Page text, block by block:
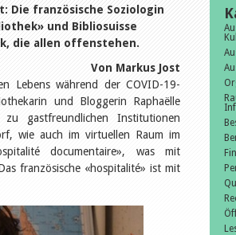
Die französische Soziologin
und Bibliosuisse
die allen offenstehen.
Von Markus Jost
Lebens während der COVID-19-
und Bloggerin Raphaëlle
gastfreundlichen Institutionen
wie auch im virtuellen Raum im
documentaire», was mit
französische «hospitalité» ist mit